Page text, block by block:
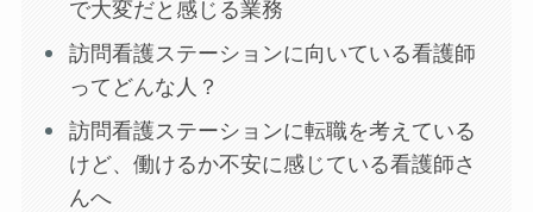
で大変だと感じる業務
訪問看護ステーションに向いている看護師
ってどんな人？
訪問看護ステーションに転職を考えている
けど、働けるか不安に感じている看護師さ
んへ